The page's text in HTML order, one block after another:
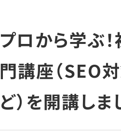
プロから学ぶ
門講座（SEO
ど）を開講しま